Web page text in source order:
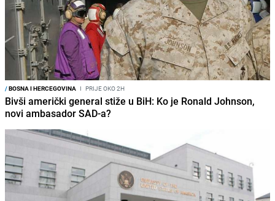
/BOSNA I HERCEGOVINA I PRIJE OKO 2H
Bivši američki general stiže u BiH: Ko je Ronald Johnson,
novi ambasador SAD-a?